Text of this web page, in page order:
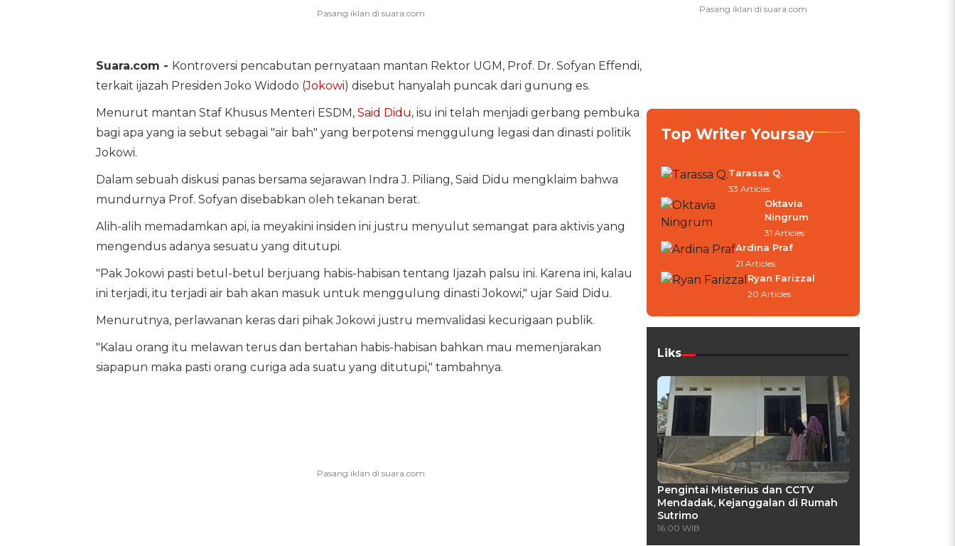
Suara.com - Kontroversi pencabutan pernyataan mantan Rektor UGM, Prof. Dr. Sofyan Effendi,
terkait ijazah Presiden Joko Widodo (Jokowi) disebut hanyalah puncak dari gunung es.
Menurut mantan Staf Khusus Menteri ESDM, Said Didu, isu ini telah menjadi gerbang pembuka
bagi apa yang ia sebut sebagai "air bah" yang berpotensi menggulung legasi dan dinasti politik
Jokowi.
Dalam sebuah diskusi panas bersama sejarawan Indra J. Piliang, Said Didu mengklaim bahwa
mundurnya Prof. Sofyan disebabkan oleh tekanan berat.
Alih-alih memadamkan api, ia meyakini insiden ini justru menyulut semangat para aktivis yang
mengendus adanya sesuatu yang ditutupi.
"Pak Jokowi pasti betul-betul berjuang habis-habisan tentang Ijazah palsu ini. Karena ini, kalau
ini terjadi, itu terjadi air bah akan masuk untuk menggulung dinasti Jokowi," ujar Said Didu.
Menurutnya, perlawanan keras dari pihak Jokowi justru memvalidasi kecurigaan publik.
"Kalau orang itu melawan terus dan bertahan habis-habisan bahkan mau memenjarakan
siapapun maka pasti orang curiga ada suatu yang ditutupi," tambahnya.
Top Writer Yoursay
Tarassa Q.
33 Articles
Oktavia
Ningrum
31 Articles
Ardina Praf
21 Articles
Ryan Farizzal
20 Articles
Liks
Pengintai Misterius dan CCTV
Mendadak, Kejanggalan di Rumah
Sutrimo
16:00 WIB